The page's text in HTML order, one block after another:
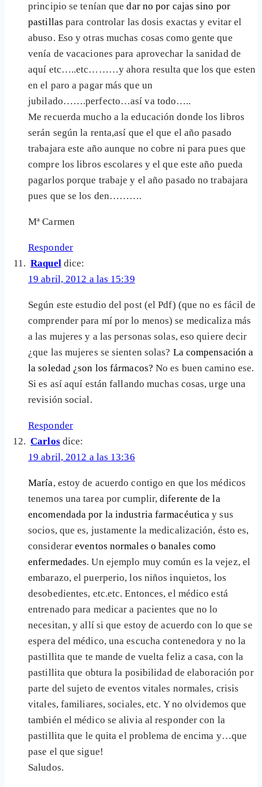
principio se tenían quedar no por cajas sino por
pastillas para controlar las dosis exactas y evitar el
abuso. Eso y otras muchas cosas como gente que
venía de vacaciones para aprovechar la sanidad de
aquí etc…..etc………y ahora resulta que los que esten
en el paro a pagar más que un
jubilado…….perfecto…así va todo…..
Me recuerda mucho a la educación donde los libros
serán según la renta,así que el que el año pasado
trabajara este año aunque no cobre ni para pues que
compre los libros escolares y el que este año pueda
pagarlos porque trabaje y el año pasado no trabajara
pues que se los den……….
Mª Carmen
Responder
Raquel dice:
19 abril, 2012 a las 15:39
Según este estudio del post (el Pdf) (que no es fácil de
comprender para mí por lo menos) se medicaliza más
a las mujeres y a las personas solas, eso quiere decir
¿que las mujeres se sienten solas? La compensación a
la soledad ¿son los fármacos? No es buen camino ese.
Si es así aquí están fallando muchas cosas, urge una
revisión social.
Responder
Carlos dice:
19 abril, 2012 a las 13:36
María, estoy de acuerdo contigo en que los médicos
tenemos una tarea por cumplir,diferente de la
encomendada por la industria farmacéutica y sus
socios, que es, justamente la medicalización, ésto es,
considerareventos normales o banales como
enfermedades. Un ejemplo muy común es la vejez, el
embarazo, el puerperio, los niños inquietos, los
desobedientes, etc.etc. Entonces, el médico está
entrenado para medicar a pacientes que no lo
necesitan, y allí si que estoy de acuerdo con lo que se
espera del médico, una escucha contenedora y no la
pastillita que te mande de vuelta feliz a casa, con la
pastillita que obtura la posibilidad de elaboración por
parte del sujeto de eventos vitales normales, crisis
vitales, familiares, sociales, etc. Y no olvidemos que
también el médico se alivia al responder con la
pastillita que le quita el problema de encima y…que
pase el que sigue!
Saludos.